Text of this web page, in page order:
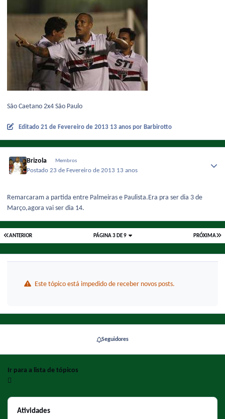
São Caetano 2x4 São Paulo
Editado 21 de Fevereiro de 2013 13 anos por Barbirotto
Brizola Membros
Postado23 de Fevereiro de 2013 13 anos
Remarcaram a partida entre Palmeiras e Paulista.Era pra ser dia 3 de
Março,agora vai ser dia 14.
ANTERIOR PRÓXIMA
PÁGINA 3 DE 9
Este tópico está impedido de receber novos posts.
Seguidores
Ir para a lista de tópicos
Atividades